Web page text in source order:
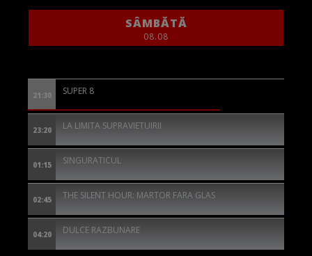
SÂMBĂTĂ
08.08
21:30 SUPER 8
23:20 LA LIMITA SUPRAVIETUIRII
01:15 SINGURATICUL
02:45 THE SILENT HOUR: MARTOR FARA GLAS
04:20 DULCE RAZBUNARE